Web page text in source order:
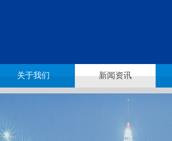
关于我们 新闻资讯